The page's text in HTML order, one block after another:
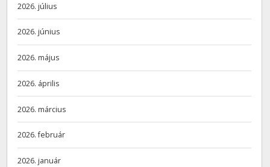
2026. július
2026. június
2026. május
2026. április
2026. március
2026. február
2026. január